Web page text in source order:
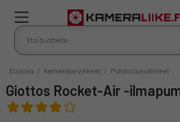
Etusivu / Kameratarvikkeet / Puhdistusvälineet
Giottos Rocket-Air -